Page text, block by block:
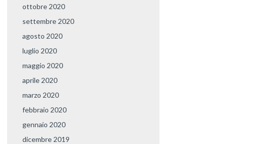
ottobre 2020
settembre 2020
agosto 2020
luglio 2020
maggio 2020
aprile 2020
marzo 2020
febbraio 2020
gennaio 2020
dicembre 2019